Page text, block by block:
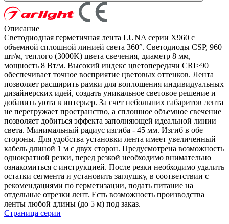
Описание
Светодиодная герметичная лента LUNA серии X960 с
объемной сплошной линией света 360°. Светодиоды CSP, 960
шт/м, теплого (3000K) цвета свечения, диаметр 8 мм,
мощность 8 Вт/м. Высокий индекс цветопередачи CRI>90
обеспечивает точное восприятие цветовых оттенков. Лента
позволяет расширить рамки для воплощения индивидуальных
дизайнерских идей, создать уникальное световое решение и
добавить уюта в интерьер. За счет небольших габаритов лента
не перегружает пространство, а сплошное объемное свечение
позволяет добиться эффекта заполняющей идеальной линии
света. Минимальный радиус изгиба - 45 мм. Изгиб в обе
стороны. Для удобства установки лента имеет увеличенный
кабель длиной 1 м с двух сторон. Предусмотрена возможность
однократной резки, перед резкой необходимо внимательно
ознакомиться с инструкцией. После резки необходимо удалить
остатки сегмента и установить заглушку, в соответствии с
рекомендациями по герметизации, подать питание на
отдельные отрезки лент. Есть возможность производства
ленты любой длины (до 5 м) под заказ.
Страница серии